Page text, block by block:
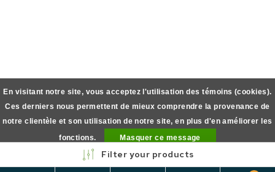
Filter your products
En visitant notre site, vous acceptez l'utilisation des témoins (cookies).
Ces derniers nous permettent de mieux comprendre la provenance de
notre clientèle et son utilisation de notre site, en plus d'en améliorer les
fonctions.
Masquer ce message
En savoir plus sur les témoins (cookies) »